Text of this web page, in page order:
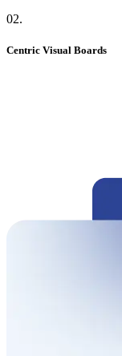
02.
Centric Visual Boards